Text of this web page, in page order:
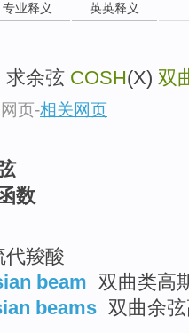
专业释义 英英释义
求余弦 COSH(X) 双
页-相关网页
数
代羧酸
beam 双曲类高
beams 双曲余